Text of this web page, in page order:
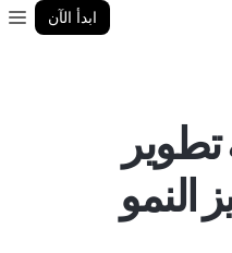
ابدأ الآن
النمو